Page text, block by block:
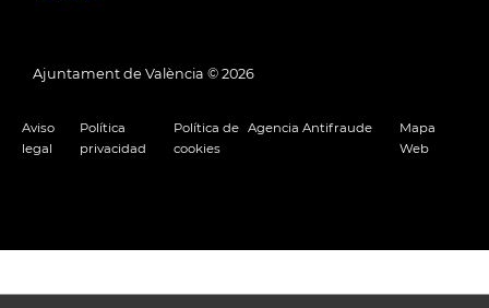
Ajuntament de València © 2026
Aviso
legal
Política
privacidad
Política de
cookies
Agencia Antifraude
Mapa
Web